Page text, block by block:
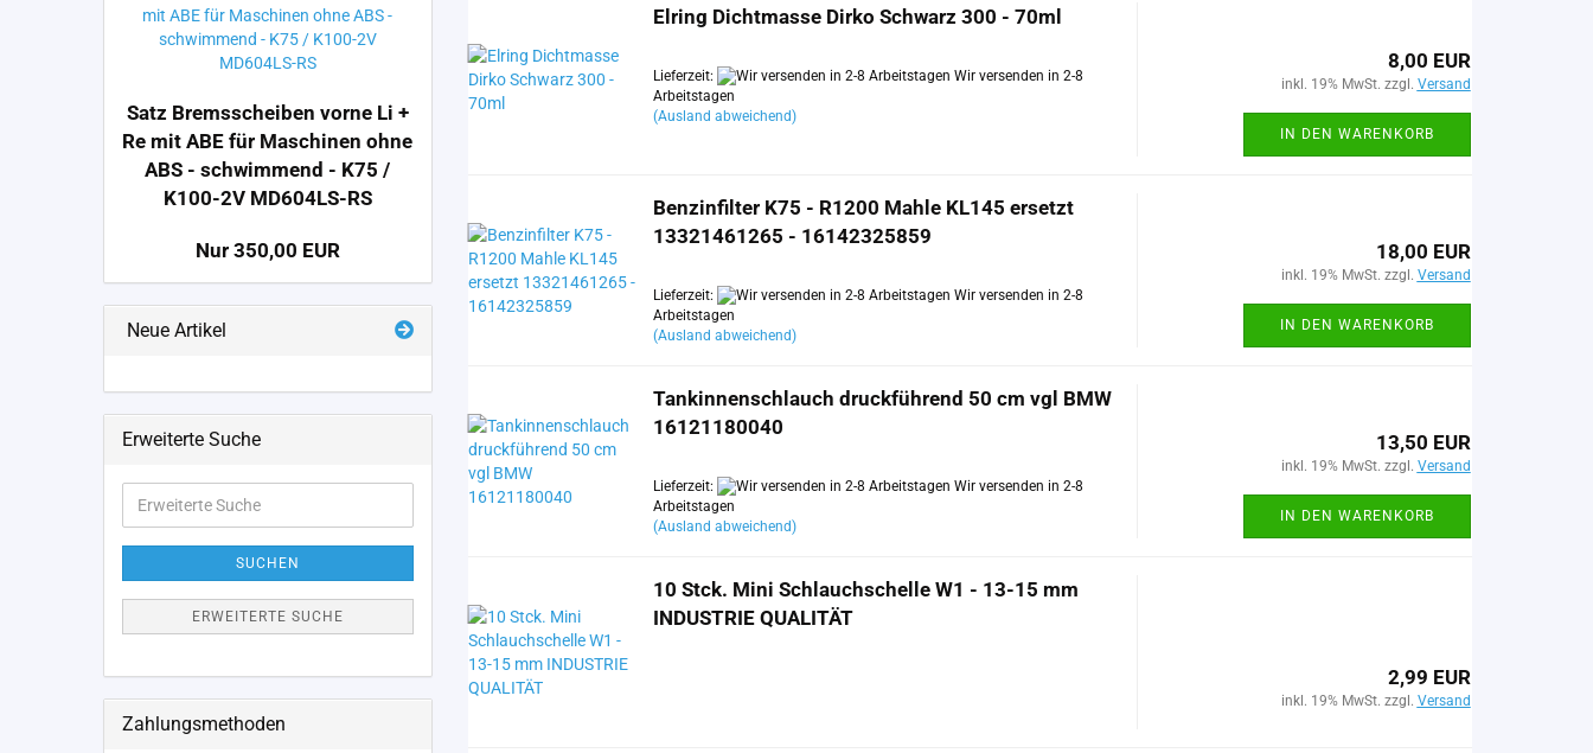
Elring Dichtmasse Dirko Schwarz 300 - 70ml
Lieferzeit:
Wir versenden in 2-8
Arbeitstagen
(Ausland abweichend)
8,00 EUR
inkl. 19% MwSt. zzgl. Versand
IN DEN WARENKORB
Benzinfilter K75 - R1200 Mahle KL145 ersetzt
13321461265 - 16142325859
Lieferzeit:
Wir versenden in 2-8
Arbeitstagen
(Ausland abweichend)
18,00 EUR
inkl. 19% MwSt. zzgl. Versand
IN DEN WARENKORB
Tankinnenschlauch druckführend 50 cm vgl BMW
16121180040
Lieferzeit:
Wir versenden in 2-8
Arbeitstagen
(Ausland abweichend)
13,50 EUR
inkl. 19% MwSt. zzgl. Versand
IN DEN WARENKORB
10 Stck. Mini Schlauchschelle W1 - 13-15 mm
INDUSTRIE QUALITÄT
2,99 EUR
inkl. 19% MwSt. zzgl. Versand
Satz Bremsscheiben vorne Li +
Re mit ABE für Maschinen ohne
ABS - schwimmend - K75 /
K100-2V MD604LS-RS
Nur 350,00 EUR
Neue Artikel
Erweiterte Suche
Suche
SUCHEN
ERWEITERTE SUCHE
Zahlungsmethoden